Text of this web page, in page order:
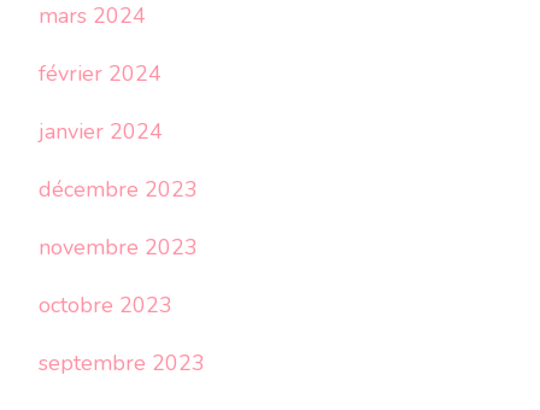
mars 2024
février 2024
janvier 2024
décembre 2023
novembre 2023
octobre 2023
septembre 2023